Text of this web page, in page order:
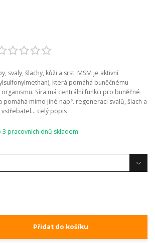
svaly, šlachy, kůži a srst. MSM je aktivní
která pomáhá buněčnému
Síra má centrální funkci pro buněčné
pomáhá mimo jiné např. regeneraci svalů, šlach a
celý popis
3 pracovních dnů skladem
Přidat do košíku